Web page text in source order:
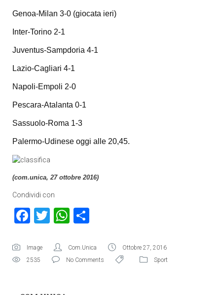
Genoa-Milan 3-0 (giocata ieri)
Inter-Torino 2-1
Juventus-Sampdoria 4-1
Lazio-Cagliari 4-1
Napoli-Empoli 2-0
Pescara-Atalanta 0-1
Sassuolo-Roma 1-3
Palermo-Udinese oggi alle 20,45.
(com.unica, 27 ottobre 2016)
Condividi con
Facebook
TwitterWhatsApp
Image Com.Unica
Ottobre 27, 2016
2535
No Comments Sport